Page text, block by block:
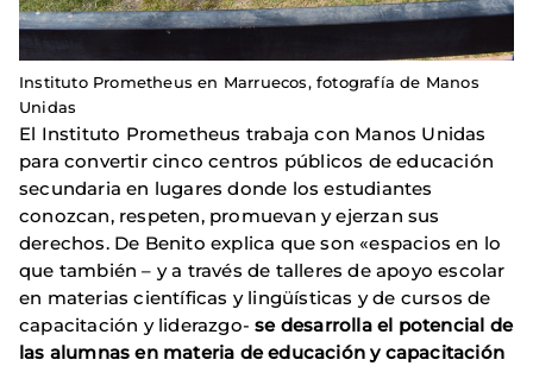
Instituto Prometheus en Marruecos, fotografía de Manos
Unidas
El Instituto Prometheus trabaja con Manos Unidas
para convertir cinco centros públicos de educación
secundaria en lugares donde los estudiantes
conozcan, respeten, promuevan y ejerzan sus
derechos. De Benito explica que son «espacios en lo
que también – y a través de talleres de apoyo escolar
en materias científicas y lingüísticas y de cursos de
capacitación y liderazgo-se desarrolla el potencial de
las alumnas en materia de educación y capacitación